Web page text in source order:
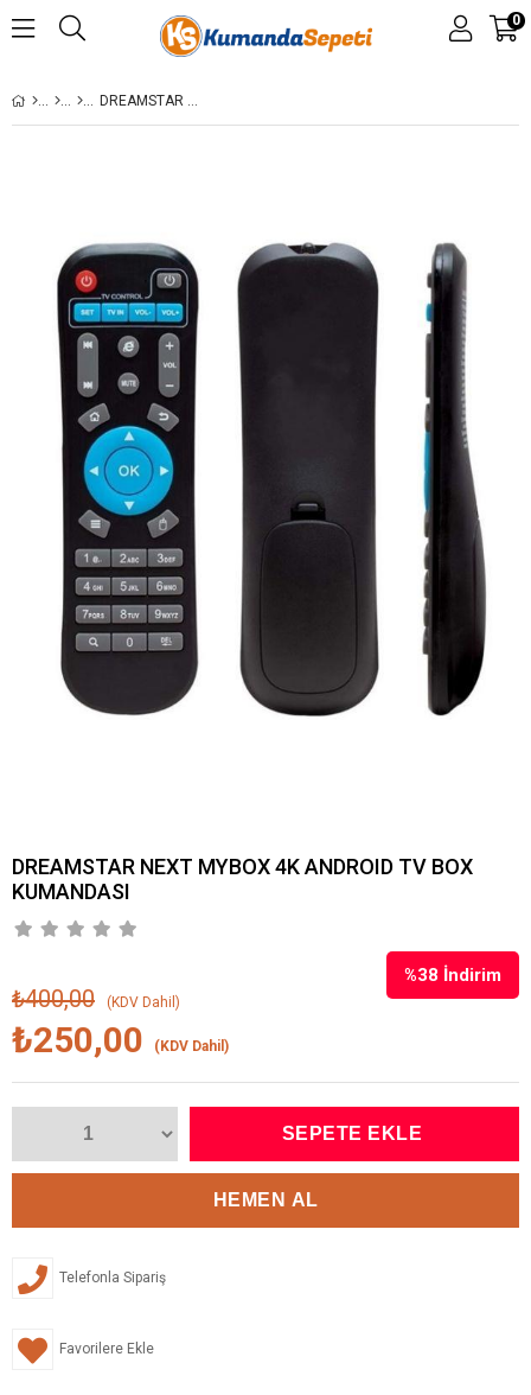
0
DREAMSTAR NEXT MYBOX 4K ANDROID TV BOX KUMANDASI
DREAMSTAR NEXT MYBOX 4K ANDROID TV BOX
KUMANDASI
%38 İndirim
₺400,00 (KDV Dahil)
₺250,00 (KDV Dahil)
Telefonla Sipariş
Favorilere Ekle